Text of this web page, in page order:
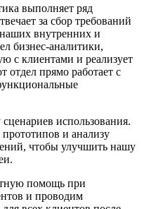
выполняет ряд
за сбор требований
внутренних и
бизнес-аналитики,
с клиентами и реализует
отдел прямо работает с
использования.
и анализу
чтобы улучшить нашу
помощь при
и проводим